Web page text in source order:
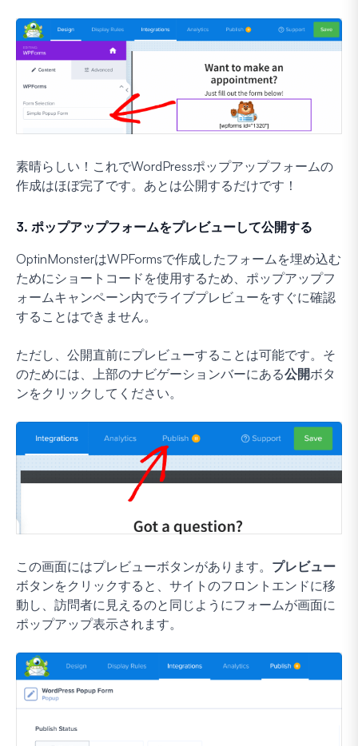
素晴らしい！これでWordPressポップアップフォームの
作成はほぼ完了です。あとは公開するだけです！
3. ポップアップフォームをプレビューして公開する
OptinMonsterはWPFormsで作成したフォームを埋め込む
ためにショートコードを使用するため、ポップアップフ
ォームキャンペーン内でライブプレビューをすぐに確認
することはできません。
ただし、公開直前にプレビューすることは可能です。そ
のためには、上部のナビゲーションバーにある公開ボタ
ンをクリックしてください。
この画面にはプレビューボタンがあります。 プレビュー
ボタンをクリックすると、サイトのフロントエンドに移
動し、訪問者に見えるのと同じようにフォームが画面に
ポップアップ表示されます。